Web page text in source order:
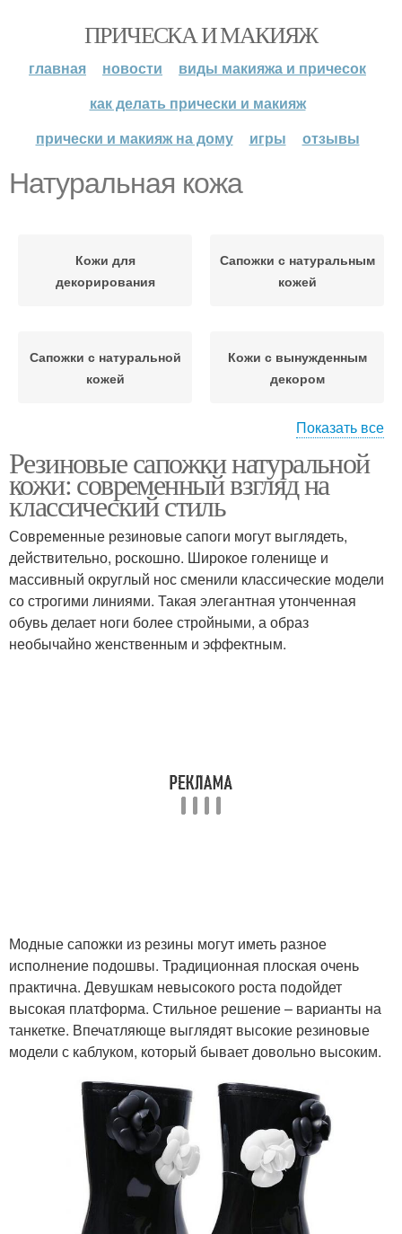
ПРИЧЕСКА И МАКИЯЖ
главная новости
виды макияжа и причесок
как делать прически и макияж
прически и макияж на дому
игры отзывы
Натуральная кожа
Кожи для
декорирования
Сапожки с натуральным
кожей
Сапожки с натуральной
кожей
Кожи с вынужденным
декором
Замша в новую кожу
Показать все
Резиновые сапожки натуральной
кожи: современный взгляд на
классический стиль
Современные резиновые сапоги могут выглядеть,
действительно, роскошно. Широкое голенище и
массивный округлый нос сменили классические модели
со строгими линиями. Такая элегантная утонченная
обувь делает ноги более стройными, а образ
необычайно женственным и эффектным.
Модные сапожки из резины могут иметь разное
исполнение подошвы. Традиционная плоская очень
практична. Девушкам невысокого роста подойдет
высокая платформа. Стильное решение – варианты на
танкетке. Впечатляюще выглядят высокие резиновые
модели с каблуком, который бывает довольно высоким.